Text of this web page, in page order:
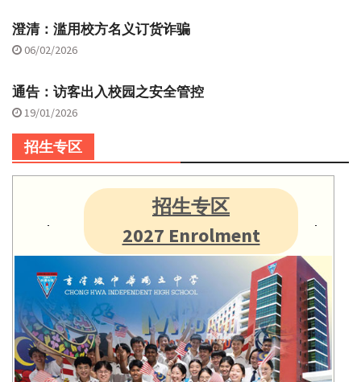
澄清：滥用校方名义订货诈骗
06/02/2026
通告：访客出入校园之安全管控
19/01/2026
招生专区
招生专区
2027 Enrolment